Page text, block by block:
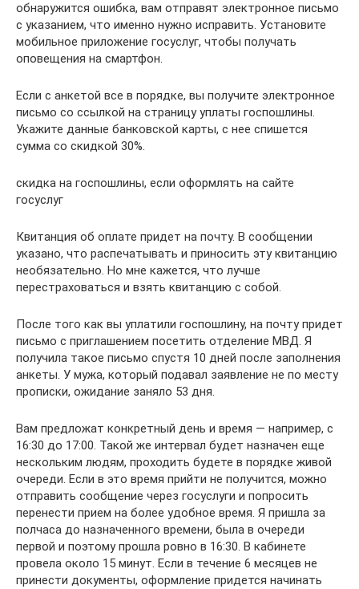
обнаружится ошибка, вам отправят электронное письмо
с указанием, что именно нужно исправить. Установите
мобильное приложение госуслуг, чтобы получать
оповещения на смартфон.
Если с анкетой все в порядке, вы получите электронное
письмо со ссылкой на страницу уплаты госпошлины.
Укажите данные банковской карты, с нее спишется
сумма со скидкой 30%.
скидка на госпошлины, если оформлять на сайте
госуслуг
Квитанция об оплате придет на почту. В сообщении
указано, что распечатывать и приносить эту квитанцию
необязательно. Но мне кажется, что лучше
перестраховаться и взять квитанцию с собой.
После того как вы уплатили госпошлину, на почту придет
письмо с приглашением посетить отделение МВД. Я
получила такое письмо спустя 10 дней после заполнения
анкеты. У мужа, который подавал заявление не по месту
прописки, ожидание заняло 53 дня.
Вам предложат конкретный день и время — например, с
16:30 до 17:00. Такой же интервал будет назначен еще
нескольким людям, проходить будете в порядке живой
очереди. Если в это время прийти не получится, можно
отправить сообщение через госуслуги и попросить
перенести прием на более удобное время. Я пришла за
полчаса до назначенного времени, была в очереди
первой и поэтому прошла ровно в 16:30. В кабинете
провела около 15 минут. Если в течение 6 месяцев не
принести документы, оформление придется начинать